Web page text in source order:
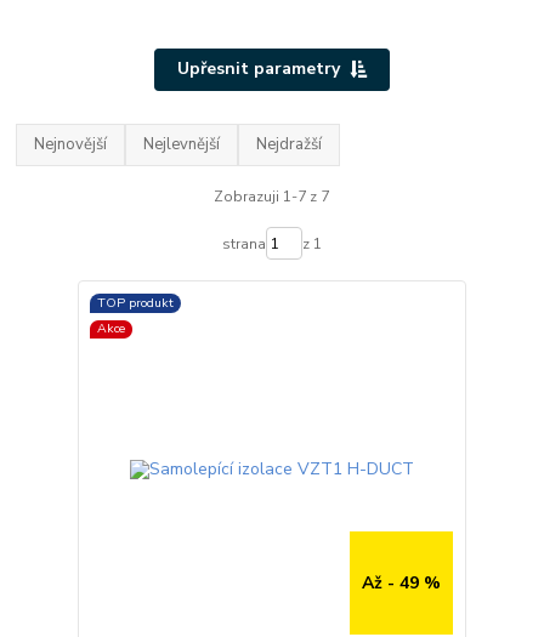
Upřesnit parametry
Nejnovější Nejlevnější Nejdražší
Zobrazuji 1-7 z 7
strana z 1
TOP produkt
Akce
Až - 49 %